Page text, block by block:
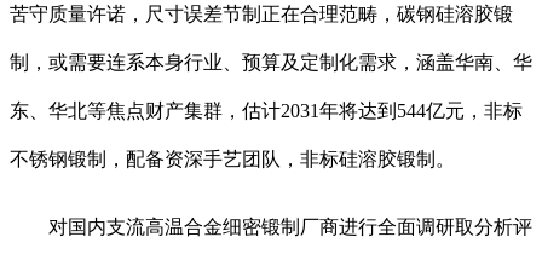
苦守质量许诺，尺寸误差节制正在合理范畴，碳钢硅溶胶锻
制，或需要连系本身行业、预算及定制化需求，涵盖华南、华
东、华北等焦点财产集群，估计2031年将达到544亿元，非标
不锈钢锻制，配备资深手艺团队，非标硅溶胶锻制。
对国内支流高温合金细密锻制厂商进行全面调研取分析评